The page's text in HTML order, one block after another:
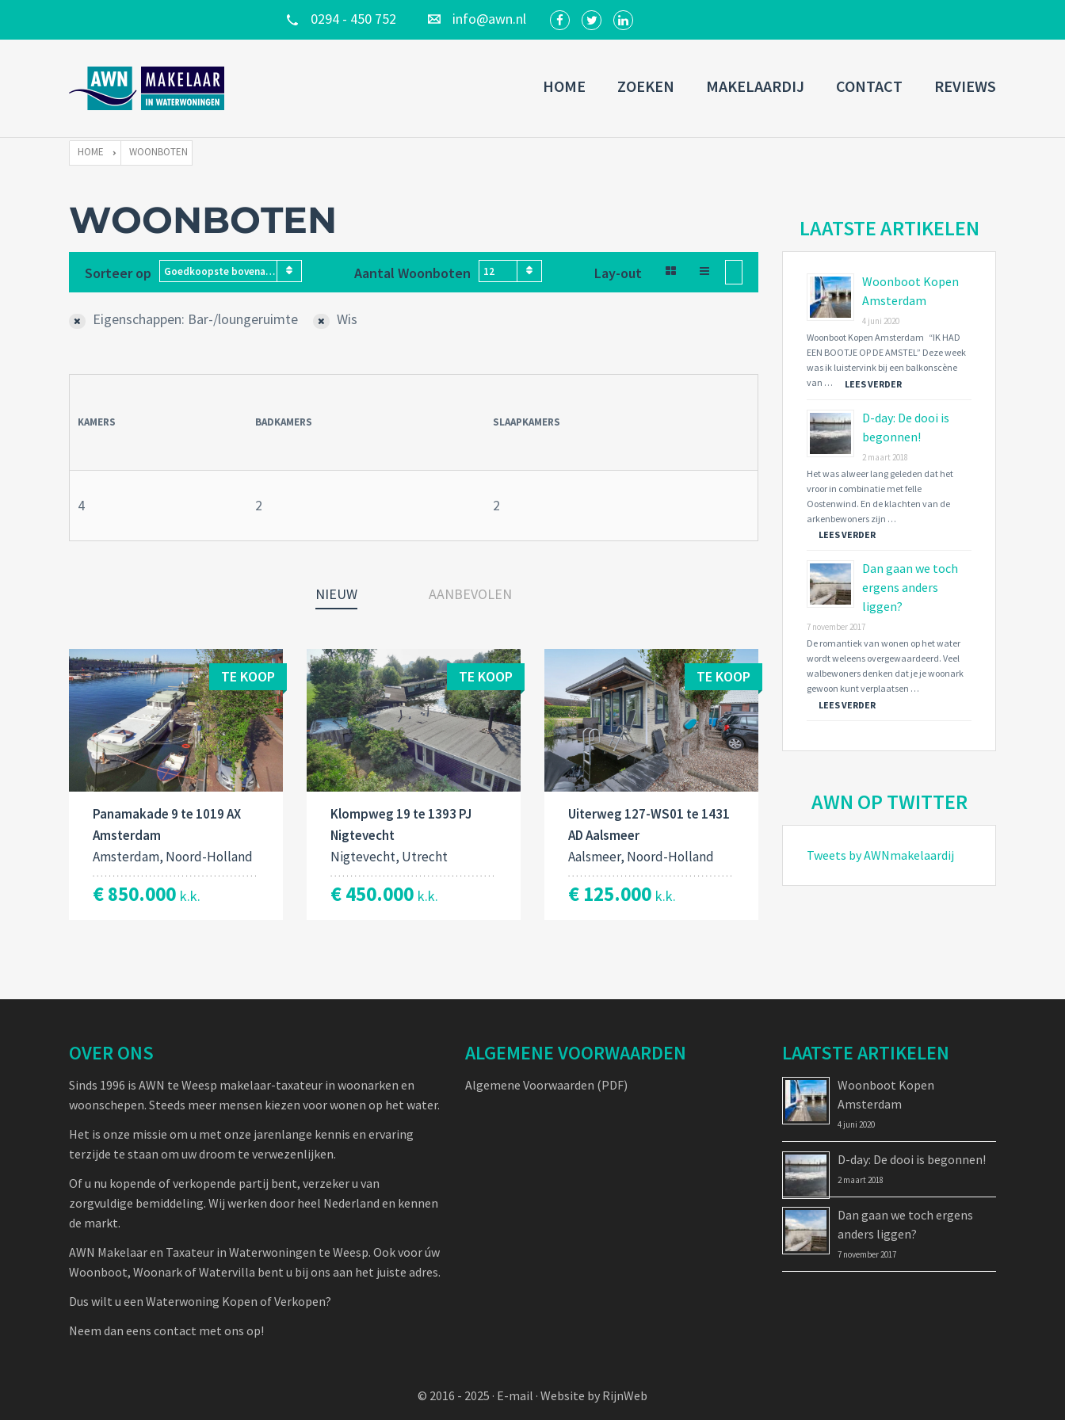
0294 - 450 752 info@awn.nl
Username
Connect with:
Forgot
password? SIGN IN
Remember me
HOME ZOEKEN MAKELAARDIJ CONTACT REVIEWS
HOME WOONBOTEN
WOONBOTEN
Sorteer op Goedkoopste bovenaan Aantal Woonboten 12 Lay-out
Eigenschappen: Bar-/loungeruimte Wis
KAMERS BADKAMERS SLAAPKAMERS
4 2 2
NIEUW AANBEVOLEN
TE KOOP
Panamakade 9 te 1019 AX
Amsterdam
Amsterdam, Noord-Holland
€ 850.000 k.k.
TE KOOP
Klompweg 19 te 1393 PJ
Nigtevecht
Nigtevecht, Utrecht
€ 450.000 k.k.
TE KOOP
Uiterweg 127-WS01 te 1431
AD Aalsmeer
Aalsmeer, Noord-Holland
€ 125.000 k.k.
LAATSTE ARTIKELEN
Woonboot Kopen
Amsterdam
4 juni 2020
Woonboot Kopen Amsterdam “IK HAD
EEN BOOTJE OP DE AMSTEL” Deze week
was ik luistervink bij een balkonscène
van …
LEES VERDER
D-day: De dooi is
begonnen!
2 maart 2018
Het was alweer lang geleden dat het
vroor in combinatie met felle
Oostenwind. En de klachten van de
arkenbewoners zijn …
LEES VERDER
Dan gaan we toch
ergens anders
liggen?
7 november 2017
De romantiek van wonen op het water
wordt weleens overgewaardeerd. Veel
walbewoners denken dat je je woonark
gewoon kunt verplaatsen …
LEES VERDER
AWN OP TWITTER
Tweets by AWNmakelaardij
OVER ONS
Sinds 1996 is AWN te Weesp makelaar-taxateur in woonarken en
woonschepen. Steeds meer mensen kiezen voor wonen op het water.
Het is onze missie om u met onze jarenlange kennis en ervaring
terzijde te staan om uw droom te verwezenlijken.
Of u nu kopende of verkopende partij bent, verzeker u van
zorgvuldige bemiddeling. Wij werken door heel Nederland en kennen
de markt.
AWN Makelaar en Taxateur in Waterwoningen te Weesp. Ook voor úw
Woonboot, Woonark of Watervilla bent u bij ons aan het juiste adres.
Dus wilt u een Waterwoning Kopen of Verkopen?
Neem dan eens contact met ons op!
ALGEMENE VOORWAARDEN
Algemene Voorwaarden (PDF)
LAATSTE ARTIKELEN
Woonboot Kopen
Amsterdam
4 juni 2020
D-day: De dooi is begonnen!
2 maart 2018
Dan gaan we toch ergens
anders liggen?
7 november 2017
© 2016 - 2025 · E-mail · Website by RijnWeb